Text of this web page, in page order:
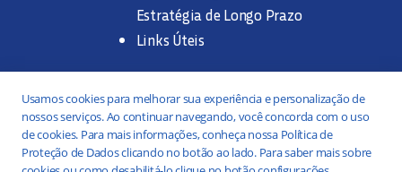
Estratégia de Longo Prazo
Links Úteis
Trabalhe na SANASA
Concurso Público
Estágio
Usamos cookies para melhorar sua experiência e personalização de
nossos serviços. Ao continuar navegando, você concorda com o uso
de cookies. Para mais informações, conheça nossa Política de
Proteção de Dados clicando no botão ao lado. Para saber mais sobre